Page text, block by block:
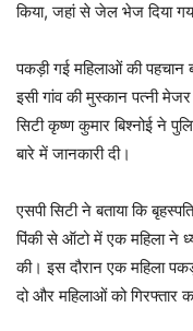
किया, जहां से जेल भेज दिया
पकड़ी गई महिलाओं की पहचान
इसी गांव की मुस्कान पत्नी
सिटी कृष्ण कुमार बिश्नोई ने
बारे में जानकारी दी।
एसपी सिटी ने बताया कि
पिंकी से ऑटो में एक महिला ने
की। इस दौरान एक महिला
दो और महिलाओं को गिरफ्तार